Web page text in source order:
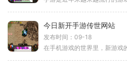
今日新开手游传世网站
发布时间：09-18